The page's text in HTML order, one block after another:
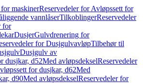
maskinerReservedeler for Avløpssett for
vannlåserTilkoblingerReservedeler
for
DusjerGulvdrenering for
for DusjgulvavløpTilbehør til
Dusjgulv av
dusjkar, d52Med avløpsdekselReservedeler
for dusjkar, d62Med
d90Med avløpsdekselReservedeler for